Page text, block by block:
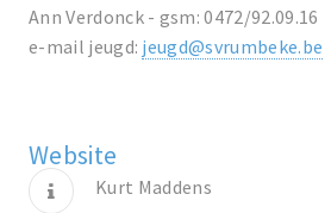
Ann Verdonck - gsm: 0472/92.09.16
e-mail jeugd: jeugd@svrumbeke.be
Website
Kurt Maddens